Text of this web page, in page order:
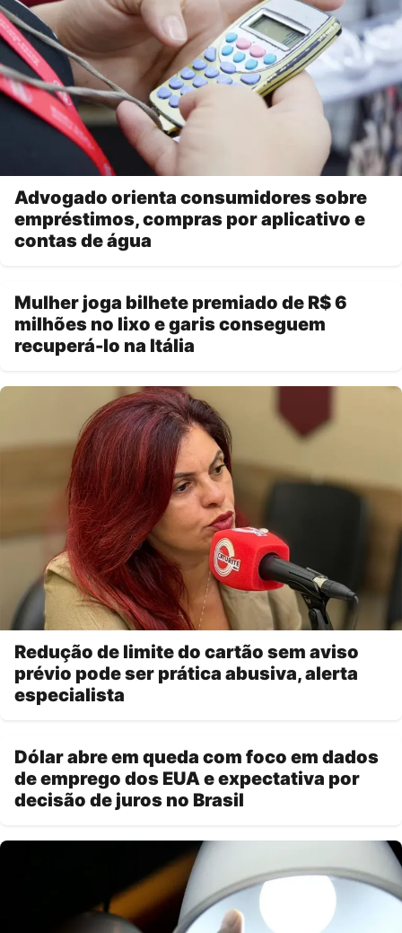
Advogado orienta consumidores sobre
empréstimos, compras por aplicativo e
contas de água
Mulher joga bilhete premiado de R$ 6
milhões no lixo e garis conseguem
recuperá-lo na Itália
Redução de limite do cartão sem aviso
prévio pode ser prática abusiva, alerta
especialista
Dólar abre em queda com foco em dados
de emprego dos EUA e expectativa por
decisão de juros no Brasil